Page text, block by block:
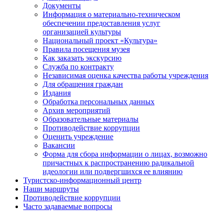
Документы
Информация о материально-техническом
обеспечении предоставления услуг
организацией культуры
Национальный проект «Культура»
Правила посещения музея
Как заказать экскурсию
Служба по контракту
Независимая оценка качества работы учреждения
Для обращения граждан
Издания
Обработка персональных данных
Архив мероприятий
Образовательные материалы
Противодействие коррупции
Оценить учреждение
Вакансии
Форма для сбора информации о лицах, возможно
причастных к распространению радикальной
идеологии или подвергшихся ее влиянию
Туристско-информационный центр
Наши маршруты
Противодействие коррупции
Часто задаваемые вопросы